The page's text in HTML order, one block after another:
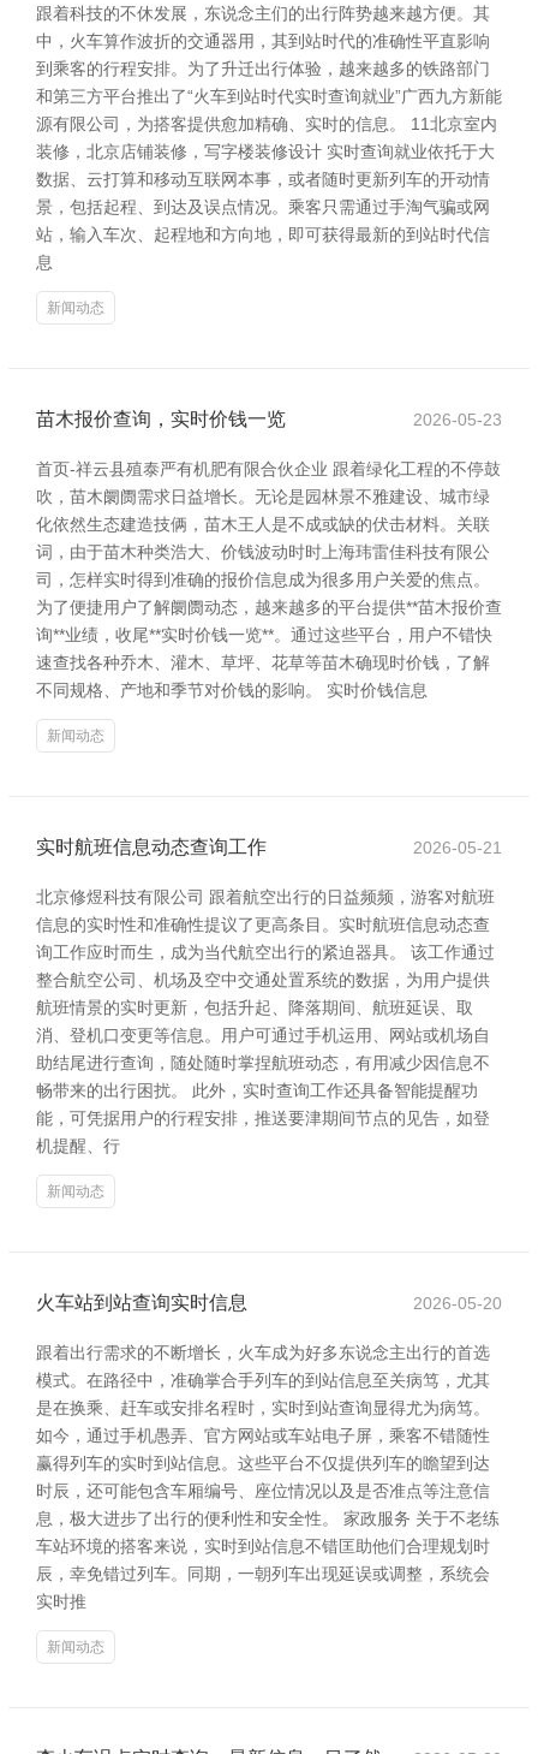
跟着科技的不休发展，东说念主们的出行阵势越来越方便。其
中，火车算作波折的交通器用，其到站时代的准确性平直影响
到乘客的行程安排。为了升迁出行体验，越来越多的铁路部门
和第三方平台推出了“火车到站时代实时查询就业”广西九方新能
源有限公司，为搭客提供愈加精确、实时的信息。 11北京室内
装修，北京店铺装修，写字楼装修设计 实时查询就业依托于大
数据、云打算和移动互联网本事，或者随时更新列车的开动情
景，包括起程、到达及误点情况。乘客只需通过手淘气骗或网
站，输入车次、起程地和方向地，即可获得最新的到站时代信
息
新闻动态
苗木报价查询，实时价钱一览 2026-05-23
首页-祥云县殖泰严有机肥有限合伙企业 跟着绿化工程的不停鼓
吹，苗木阛阓需求日益增长。无论是园林景不雅建设、城市绿
化依然生态建造技俩，苗木王人是不成或缺的伏击材料。关联
词，由于苗木种类浩大、价钱波动时时上海玮雷佳科技有限公
司，怎样实时得到准确的报价信息成为很多用户关爱的焦点。
为了便捷用户了解阛阓动态，越来越多的平台提供**苗木报价查
询**业绩，收尾**实时价钱一览**。通过这些平台，用户不错快
速查找各种乔木、灌木、草坪、花草等苗木确现时价钱，了解
不同规格、产地和季节对价钱的影响。 实时价钱信息
新闻动态
实时航班信息动态查询工作 2026-05-21
北京修煜科技有限公司 跟着航空出行的日益频频，游客对航班
信息的实时性和准确性提议了更高条目。实时航班信息动态查
询工作应时而生，成为当代航空出行的紧迫器具。 该工作通过
整合航空公司、机场及空中交通处置系统的数据，为用户提供
航班情景的实时更新，包括升起、降落期间、航班延误、取
消、登机口变更等信息。用户可通过手机运用、网站或机场自
助结尾进行查询，随处随时掌捏航班动态，有用减少因信息不
畅带来的出行困扰。 此外，实时查询工作还具备智能提醒功
能，可凭据用户的行程安排，推送要津期间节点的见告，如登
机提醒、行
新闻动态
火车站到站查询实时信息 2026-05-20
跟着出行需求的不断增长，火车成为好多东说念主出行的首选
模式。在路径中，准确掌合手列车的到站信息至关病笃，尤其
是在换乘、赶车或安排名程时，实时到站查询显得尤为病笃。
如今，通过手机愚弄、官方网站或车站电子屏，乘客不错随性
赢得列车的实时到站信息。这些平台不仅提供列车的瞻望到达
时辰，还可能包含车厢编号、座位情况以及是否准点等注意信
息，极大进步了出行的便利性和安全性。 家政服务 关于不老练
车站环境的搭客来说，实时到站信息不错匡助他们合理规划时
辰，幸免错过列车。同期，一朝列车出现延误或调整，系统会
实时推
新闻动态